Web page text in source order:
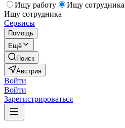
Ищу работу
Ищу сотрудника
Ищу сотрудника
Сервисы
Помощь
Ещё
Поиск
Австрия
Войти
Войти
Зарегистрироваться